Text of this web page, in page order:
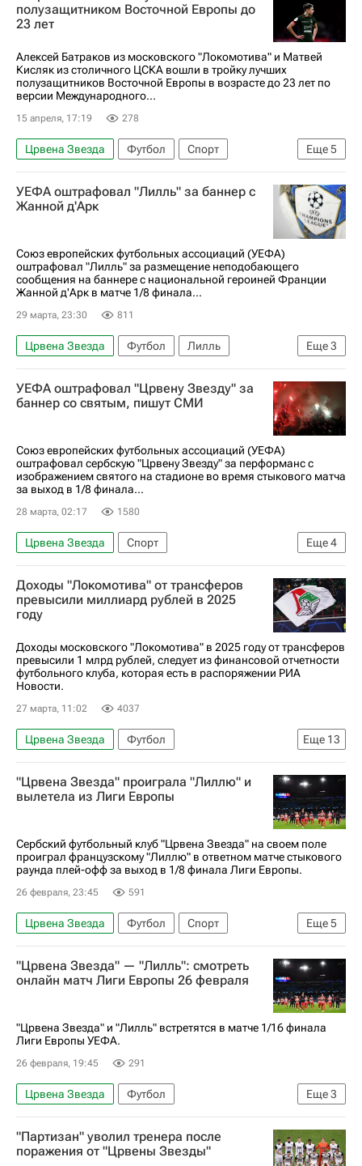
Локомотив (Москва)
полузащитником Восточной Европы до
23 лет
Алексей Батраков из московского "Локомотива" и Матвей
Кисляк из столичного ЦСКА вошли в тройку лучших
полузащитников Восточной Европы в возрасте до 23 лет по
версии Международного...
15 апреля, 17:19 278
Еще5
Црвена Звезда Футбол
Спорт
Восточная Европа
Локомотив (Москва)
Алексей Батраков
Матвей Кисляк
УЕФА оштрафовал "Лилль" за баннер с
Жанной д'Арк
Союз европейских футбольных ассоциаций (УЕФА)
оштрафовал "Лилль" за размещение неподобающего
сообщения на баннере с национальной героиней Франции
Жанной д'Арк в матче 1/8 финала...
29 марта, 23:30 811
Еще3
Црвена Звезда Футбол
Лилль
Франция
Лилль Астон Вилла
УЕФА оштрафовал "Црвену Звезду" за
баннер со святым, пишут СМИ
Союз европейских футбольных ассоциаций (УЕФА)
оштрафовал сербскую "Црвену Звезду" за перформанс с
изображением святого на стадионе во время стыкового матча
за выход в 1/8 финала...
28 марта, 02:17 1580
Еще4
Црвена Звезда
Спорт
Союз европейских футбольных ассоциаций (УЕФА)
Лилль
Вокруг спорта
Лига Европы УЕФА 2026-2027
Доходы "Локомотива" от трансферов
превысили миллиард рублей в 2025
году
Доходы московского "Локомотива" в 2025 году от трансферов
превысили 1 млрд рублей, следует из финансовой отчетности
футбольного клуба, которая есть в распоряжении РИА
Новости.
27 марта, 11:02 4037
Еще 13
Црвена Звезда
Футбол
Саудовская Аравия
Сербия
Аль-Иттихад
Российский футбольный союз (РФС)
Спорт
Марио Митай
Илья Самошников
Наир Тикнизян
Спартак Москва
Локомотив (Москва)
РПЛ 2026-2027 (Чемпионат России по футболу)
"Црвена Звезда" проиграла "Лиллю" и
вылетела из Лиги Европы
Сербский футбольный клуб "Црвена Звезда" на своем поле
проиграл французскому "Лиллю" в ответном матче стыкового
раунда плей-офф за выход в 1/8 финала Лиги Европы.
26 февраля, 23:45 591
Еще5
Црвена Звезда Футбол
Спорт
Оливье Жиру
Наир Тикнизян
Страхиня Эракович
Спартак Москва
"Црвена Звезда" — "Лилль": смотреть
онлайн матч Лиги Европы 26 февраля
"Црвена Звезда" и "Лилль" встретятся в матче 1/16 финала
Лиги Европы УЕФА.
26 февраля, 19:45 291
Еще3
Црвена Звезда
Футбол
Лига Европы УЕФА 2026-2027
Лилль
Анонсы и трансляции матчей
"Партизан" уволил тренера после
поражения от "Црвены Звезды"